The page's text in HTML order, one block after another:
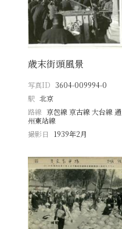
歳末街頭風景
写真ID 3604-009994-0
駅 北京
路線 京包線 京古線 大台線 通
州東站線
撮影日
1939年2月